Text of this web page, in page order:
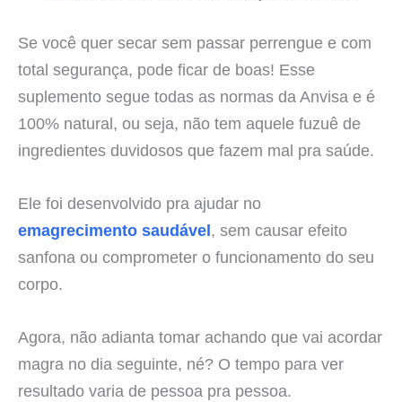
Se você quer secar sem passar perrengue e com
total segurança, pode ficar de boas! Esse
suplemento segue todas as normas da Anvisa e é
100% natural, ou seja, não tem aquele fuzuê de
ingredientes duvidosos que fazem mal pra saúde.
Ele foi desenvolvido pra ajudar no
emagrecimento saudável, sem causar efeito
sanfona ou comprometer o funcionamento do seu
corpo.
Agora, não adianta tomar achando que vai acordar
magra no dia seguinte, né? O tempo para ver
resultado varia de pessoa pra pessoa.